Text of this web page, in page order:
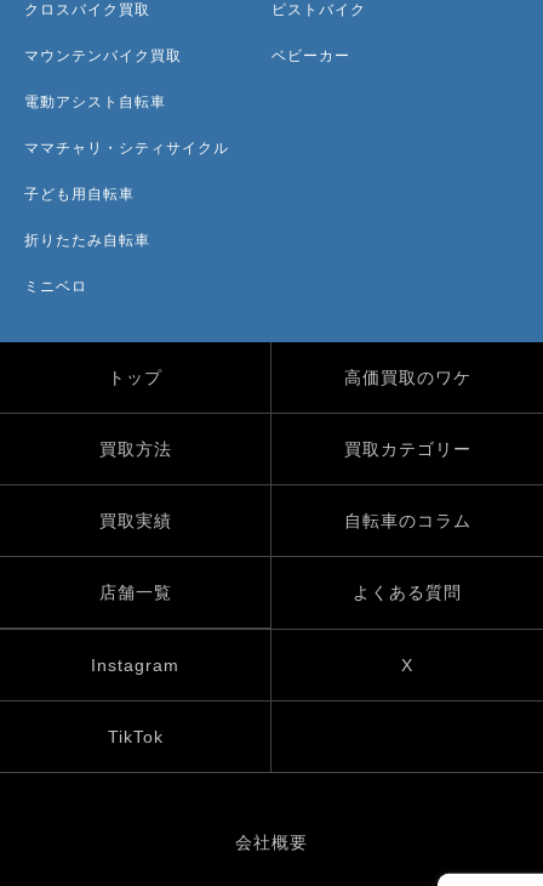
クロスバイク買取
マウンテンバイク買取
電動アシスト自転車
ママチャリ・シティサイクル
子ども用自転車
折りたたみ自転車
ミニベロ
ピストバイク
ベビーカー
トップ 高価買取のワケ
買取方法 買取カテゴリー
買取実績 自転車のコラム
店舗一覧 よくある質問
Instagram X
TikTok
会社概要